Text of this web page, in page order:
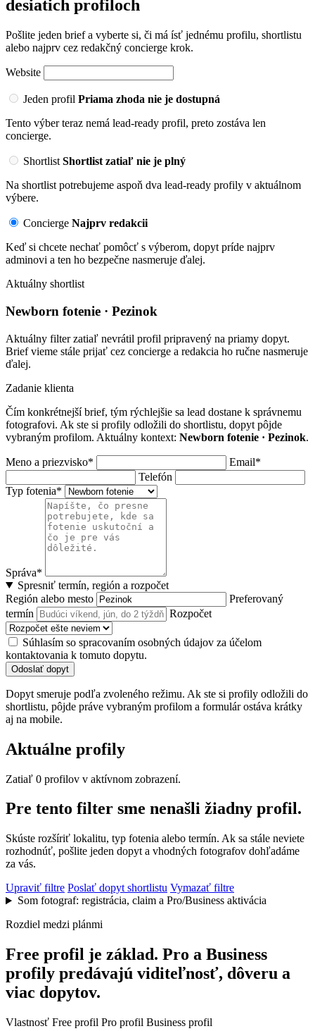
desiatich profiloch
Pošlite jeden brief a vyberte si, či má ísť jednému profilu, shortlistu
alebo najprv cez redakčný concierge krok.
Website
Jeden profil Priama zhoda nie je dostupná
Tento výber teraz nemá lead-ready profil, preto zostáva len
concierge.
Shortlist Shortlist zatiaľ nie je plný
Na shortlist potrebujeme aspoň dva lead-ready profily v aktuálnom
výbere.
Concierge Najprv redakcii
Keď si chcete nechať pomôcť s výberom, dopyt príde najprv
adminovi a ten ho bezpečne nasmeruje ďalej.
Aktuálny shortlist
Newborn fotenie · Pezinok
Aktuálny filter zatiaľ nevrátil profil pripravený na priamy dopyt.
Brief vieme stále prijať cez concierge a redakcia ho ručne nasmeruje
ďalej.
Zadanie klienta
Čím konkrétnejší brief, tým rýchlejšie sa lead dostane k správnemu
fotografovi. Ak ste si profily odložili do shortlistu, dopyt pôjde
vybraným profilom. Aktuálny kontext: Newborn fotenie · Pezinok.
Meno a priezvisko*
Email*
Telefón
Typ fotenia*
Správa*
Spresniť termín, región a rozpočet
Región alebo mesto
Preferovaný
termín
Rozpočet
Súhlasím so spracovaním osobných údajov za účelom
kontaktovania k tomuto dopytu.
Odoslať dopyt
Dopyt smeruje podľa zvoleného režimu. Ak ste si profily odložili do
shortlistu, pôjde práve vybraným profilom a formulár ostáva krátky
aj na mobile.
Aktuálne profily
Zatiaľ 0 profilov v aktívnom zobrazení.
Pre tento filter sme nenašli žiadny profil.
Skúste rozšíriť lokalitu, typ fotenia alebo termín. Ak sa stále neviete
rozhodnúť, pošlite jeden dopyt a vhodných fotografov dohľadáme
za vás.
Upraviť filtre Poslať dopyt shortlistu Vymazať filtre
Som fotograf: registrácia, claim a Pro/Business aktivácia
Rozdiel medzi plánmi
Free profil je základ. Pro a Business
profily predávajú viditeľnosť, dôveru a
viac dopytov.
Vlastnosť Free profil Pro profil Business profil